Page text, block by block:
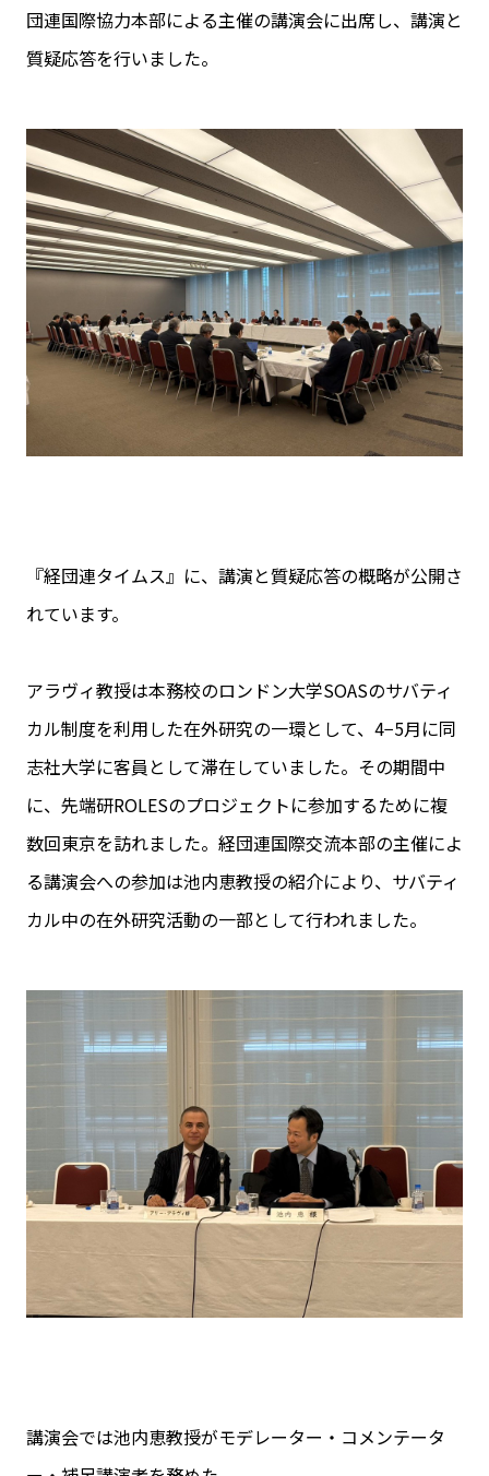
団連国際協力本部による主催の講演会に出席し、講演と
質疑応答を行いました。
『経団連タイムス』に、講演と質疑応答の概略が公開さ
れています。
アラヴィ教授は本務校のロンドン大学SOASのサバティ
カル制度を利用した在外研究の一環として、4−5月に同
志社大学に客員として滞在していました。その期間中
に、先端研ROLESのプロジェクトに参加するために複
数回東京を訪れました。経団連国際交流本部の主催によ
る講演会への参加は池内恵教授の紹介により、サバティ
カル中の在外研究活動の一部として行われました。
講演会では池内恵教授がモデレーター・コメンテータ